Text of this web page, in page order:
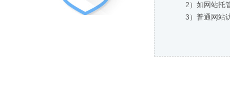
2）如网站托
3）普通网站